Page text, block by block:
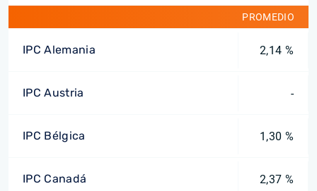
PROMEDIO
IPC Alemania 2,14 %
IPC Austria -
IPC Bélgica 1,30 %
IPC Canadá 2,37 %